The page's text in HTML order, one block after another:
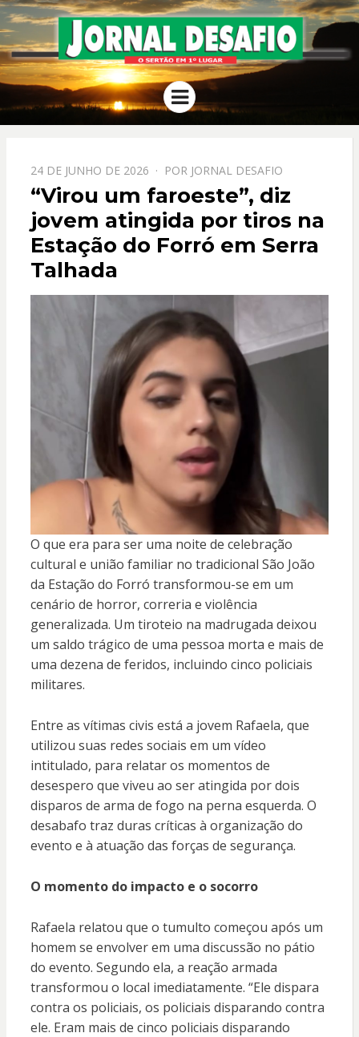
JORNAL
DESAFIO
O Sertão em 1º Lugar
Menu
PPOSTADO
EM
24 DE JUNHO DE 2026 POR JORNAL DESAFIO
“Virou um faroeste”, diz
jovem atingida por tiros na
Estação do Forró em Serra
Talhada
O que era para ser uma noite de celebração
cultural e união familiar no tradicional São João
da Estação do Forró transformou-se em um
cenário de horror, correria e violência
generalizada. Um tiroteio na madrugada deixou
um saldo trágico de uma pessoa morta e mais de
uma dezena de feridos, incluindo cinco policiais
militares.
Entre as vítimas civis está a jovem Rafaela, que
utilizou suas redes sociais em um vídeo
intitulado, para relatar os momentos de
desespero que viveu ao ser atingida por dois
disparos de arma de fogo na perna esquerda. O
desabafo traz duras críticas à organização do
evento e à atuação das forças de segurança.
O momento do impacto e o socorro
Rafaela relatou que o tumulto começou após um
homem se envolver em uma discussão no pátio
do evento. Segundo ela, a reação armada
transformou o local imediatamente. “Ele dispara
contra os policiais, os policiais disparando contra
ele. Eram mais de cinco policiais disparando